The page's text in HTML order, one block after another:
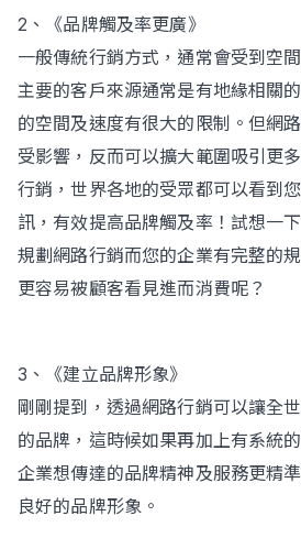
2、《品牌觸及率更廣》
一般傳統行銷方式，通常會受到空
主要的客戶來源通常是有地緣相關
的空間及速度有很大的限制。但網
受影響，反而可以擴大範圍吸引更
行銷，世界各地的受眾都可以看到
訊，有效提高品牌觸及率！試想一
規劃網路行銷而您的企業有完整的
更容易被顧客看見進而消費呢？
3、《建立品牌形象》
剛剛提到，透過網路行銷可以讓全
的品牌，這時候如果再加上有系統
企業想傳達的品牌精神及服務更精
良好的品牌形象。